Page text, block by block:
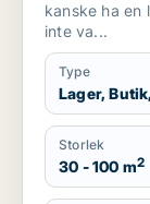
kanske ha en
inte va...
Type
Lager,
Storlek
30 - 100 m2